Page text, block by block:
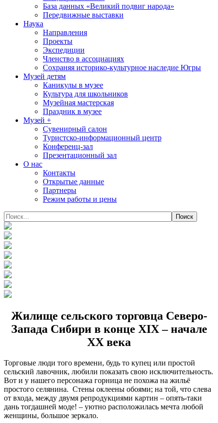
База данных «Великий подвиг народа»
Передвижные выставки
Наука
Направления
Проекты
Экспедиции
Членство в ассоциациях
Сохраняя историко-культурное наследие Югры
Музей детям
Каникулы в музее
Культура для школьников
Музейная мастерская
Праздник в музее
Музей +
Сувенирный салон
Туристско-информационный центр
Конференц-зал
Презентационный зал
О нас
Контакты
Открытые данные
Партнеры
Режим работы и цены
Жилище сельского торговца Северо-
Запада Сибири в конце XIX – начале
XX века
Торговые люди того времени, будь то купец или простой
сельский лавочник, любили показать свою исключительность.
Вот и у нашего персонажа горница не похожа на жильё
простого селянина. Стены оклеены обоями; на той, что слева
от входа, между двумя репродукциями картин – опять-таки
дань тогдашней моде! – уютно расположилась мечта любой
женщины, большое зеркало.